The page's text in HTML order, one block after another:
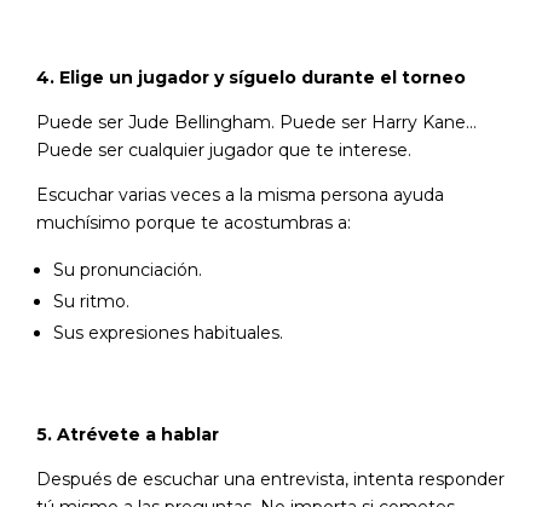
4. Elige un jugador y síguelo durante el torneo
Puede ser Jude Bellingham. Puede ser Harry Kane…
Puede ser cualquier jugador que te interese.
Escuchar varias veces a la misma persona ayuda
muchísimo porque te acostumbras a:
Su pronunciación.
Su ritmo.
Sus expresiones habituales.
5. Atrévete a hablar
Después de escuchar una entrevista, intenta responder